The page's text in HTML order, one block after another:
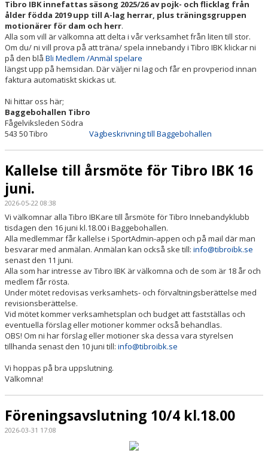
Tibro IBK innefattas säsong 2025/26 av pojk- och flicklag från
ålder födda 2019 upp till A-lag herrar, plus träningsgruppen
motionärer för dam och herr.
Alla som vill är välkomna att delta i vår verksamhet från liten till stor.
Om du/ ni vill prova på att träna/ spela innebandy i Tibro IBK klickar ni
på den blå Bli Medlem /Anmäl spelare
längst upp på hemsidan. Där väljer ni lag och får en provperiod innan
faktura automatiskt skickas ut.
Ni hittar oss här;
Baggebohallen Tibro
Fågelviksleden Södra
543 50 Tibro Vägbeskrivning till Baggebohallen
Kallelse till årsmöte för Tibro IBK 16
juni.
2026-05-22 08:38
Vi välkomnar alla Tibro IBKare till årsmöte för Tibro Innebandyklubb
tisdagen den 16 juni kl.18.00 i Baggebohallen.
Alla medlemmar får kallelse i SportAdmin-appen och på mail där man
besvarar med anmälan. Anmälan kan också ske till: info@tibroibk.se
senast den 11 juni.
Alla som har intresse av Tibro IBK är välkomna och de som är 18 år och
medlem får rösta.
Under mötet redovisas verksamhets- och förvaltningsberättelse med
revisionsberättelse.
Vid mötet kommer verksamhetsplan och budget att fastställas och
eventuella förslag eller motioner kommer också behandlas.
OBS! Om ni har förslag eller motioner ska dessa vara styrelsen
tillhanda senast den 10 juni till: info@tibroibk.se
Vi hoppas på bra uppslutning.
Välkomna!
Föreningsavslutning 10/4 kl.18.00
2026-03-31 17:08